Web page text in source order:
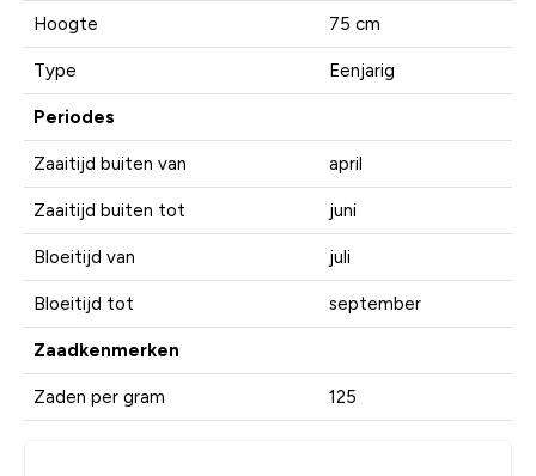
Hoogte 75 cm
Type Eenjarig
Periodes
Zaaitijd buiten van april
Zaaitijd buiten tot juni
Bloeitijd van juli
Bloeitijd tot september
Zaadkenmerken
Zaden per gram 125